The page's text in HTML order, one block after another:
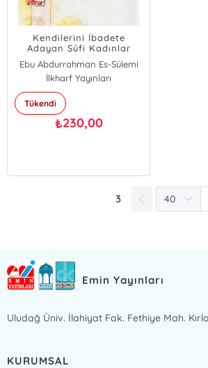
Kendilerini İbadete
Adayan Sûfi Kadınlar
Ebu Abdurrahman Es-Sülemi
İlkharf Yayınları
Tükendi
₺230,00
3
Emin Yayınları
Uludağ Üniv. İlahiyat Fak. Fethiye Mah.
KURUMSAL